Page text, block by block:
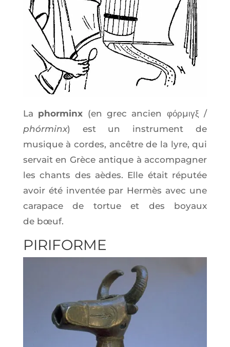
La phor­minx (en grec ancien φόρμιγξ /
phór­minx) est un ins­tru­ment de
musique à cordes, ancêtre de la lyre, qui
ser­vait en Grèce antique à accom­pa­gner
les chants des aèdes. Elle était répu­tée
avoir été inven­tée par Her­mès avec une
cara­pace de tor­tue et des boyaux
de bœuf.
PIRI­FORME